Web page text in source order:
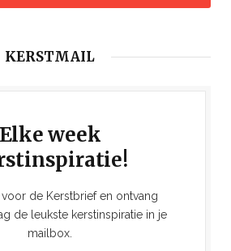
KERSTMAIL
Elke week
de Kerstbrief en ontvang
de leukste kerstinspiratie in je
mailbox.